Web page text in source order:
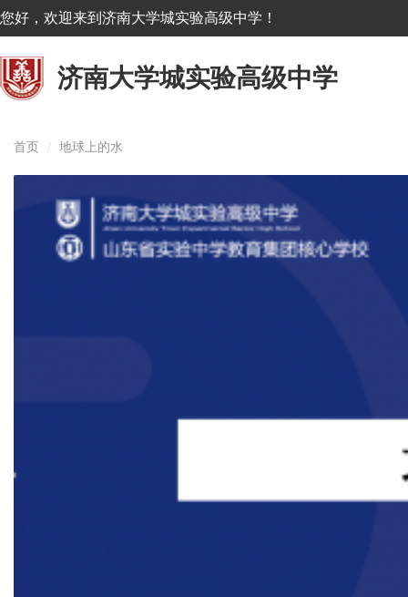
您好，欢迎来到济南大学城实验高级中学！
济南大学城实验高级中学
首页 地球上的水